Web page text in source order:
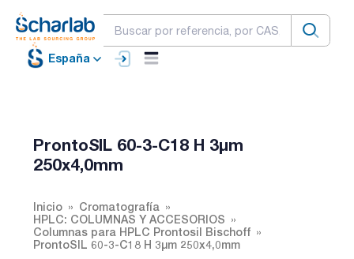
España
ProntoSIL 60-3-C18 H 3µm
250x4,0mm
Inicio
Cromatografía
HPLC: COLUMNAS Y ACCESORIOS
Columnas para HPLC Prontosil Bischoff
ProntoSIL 60-3-C18 H 3µm 250x4,0mm